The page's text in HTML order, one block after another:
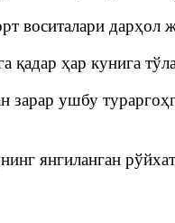
воситалари
қадар ҳар кунига
зарар ушбу
янгиланган